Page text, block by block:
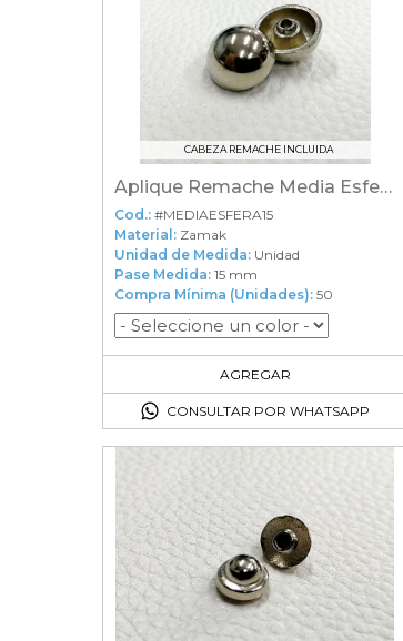
CABEZA REMACHE INCLUIDA
Aplique Remache Media Esfera
Cod.: #MEDIAESFERA15
Material: Zamak
Unidad de Medida: Unidad
Pase Medida: 15 mm
Compra Mínima (Unidades): 50
AGREGAR
50en el carrito
CONSULTAR POR WHATSAPP